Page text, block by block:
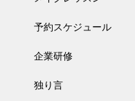
予約スケジュール
企業研修
独り言